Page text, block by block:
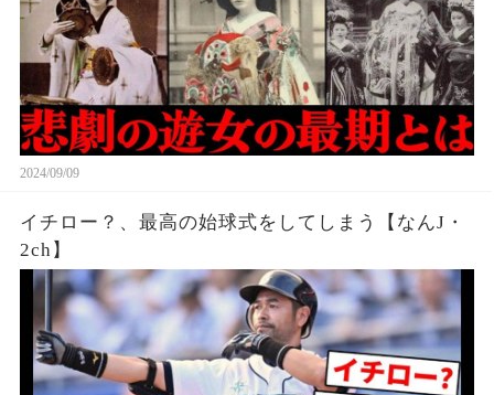
2024/09/09
イチロー？、最高の始球式をしてしまう【なんJ・
2ch】